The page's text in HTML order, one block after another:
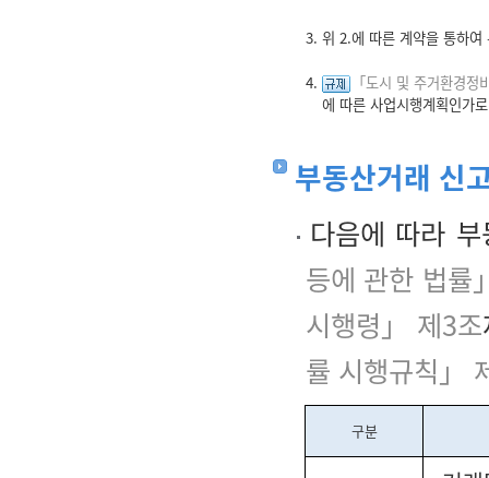
3. 위 2.에 따른 계약을 통하여
4.
「도시 및 주거환경
에 따른 사업시행계획인가
부동산거래 신
다음에 따라
등에 관한 법률
시행령」 제3조
률 시행규칙」
구분